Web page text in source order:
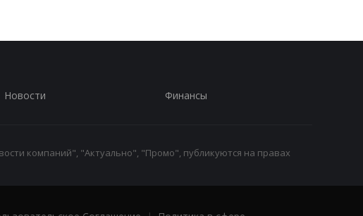
Новости Финансы
компаний", "Актуально", "Промо", публикуются на правах